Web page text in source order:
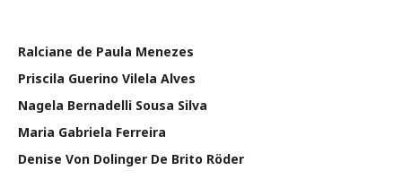
Ralciane de Paula Menezes
Priscila Guerino Vilela Alves
Nagela Bernadelli Sousa Silva
Maria Gabriela Ferreira
Denise Von Dolinger De Brito Röder